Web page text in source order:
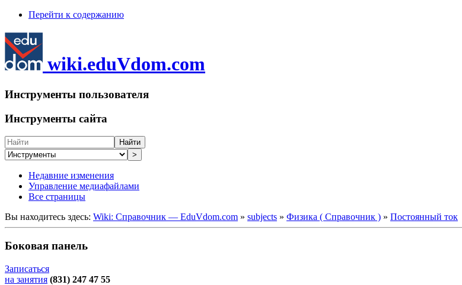
Перейти к содержанию
wiki.eduVdom.com
Инструменты пользователя
Инструменты сайта
Найти
>
Недавние изменения
Управление медиафайлами
Все страницы
Вы находитесь здесь: Wiki: Справочник — EduVdom.com » subjects » Физика ( Справочник ) » Постоянный ток
Боковая панель
Записаться
на занятия (831) 247 47 55